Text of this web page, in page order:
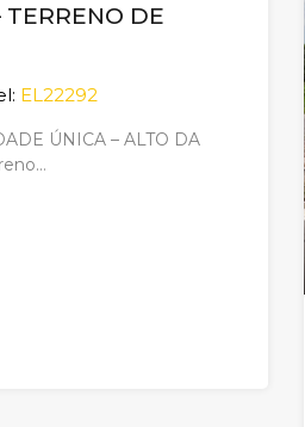
DE
EL22292
ÚNICA – ALTO DA